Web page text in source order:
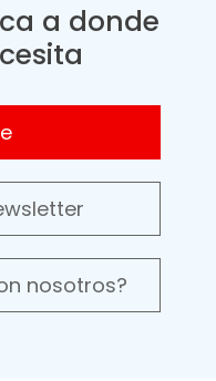
a donde
nosotros?